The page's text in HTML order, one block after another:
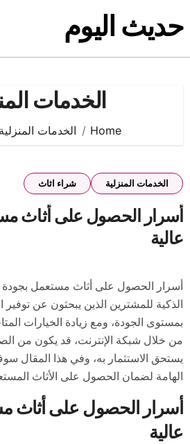
to
content
حديث اليوم
الخدمات
Home الخدمات المنزلية
الخدمات المنزلية شراء اثاث
أسرار الحصول على أثاث
عالية
أسرار الحصول على أثاث مستعمل بجودة عالية من بين الخيارات
الذكية للمشترين الذين يبحثون عن توفير
بمستوى الجودة، ومع زيادة الخيارات
من خلال شبكة الإنترنت، قد يكون من
يستحق الاستثمار به، وفي هذا المقال
الهامة لضمان الحصول على الأثاث
أسرار الحصول على أثاث
عالية